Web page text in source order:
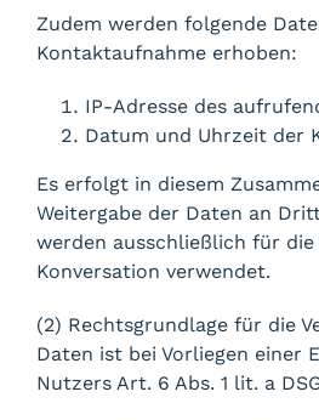
Zudem werden folgende
Kontaktaufnahme erhoben:
IP-Adresse des
Datum und Uhrzeit der
Es erfolgt in diesem
Weitergabe der Daten an
werden ausschließlich für die
Konversation verwendet.
(2) Rechtsgrundlage für die
Daten ist bei Vorliegen einer
Nutzers Art. 6 Abs. 1 lit. a